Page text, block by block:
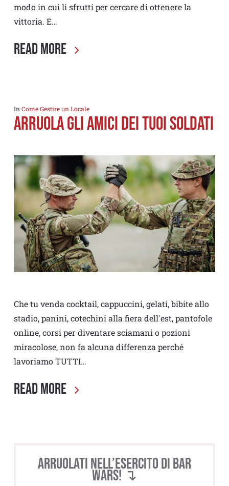
modo in cui li sfrutti per cercare di ottenere la
vittoria. E…
Read More
InCome Gestire un Locale
Arruola gli amici dei tuoi soldati
Che tu venda cocktail, cappuccini, gelati, bibite allo
stadio, panini, cotechini alla fiera dell'est, pantofole
online, corsi per diventare sciamani o pozioni
miracolose, non fa alcuna differenza perché
lavoriamo TUTTI…
Read More
Arruolati nell’esercito di BAR
WARS! ↴